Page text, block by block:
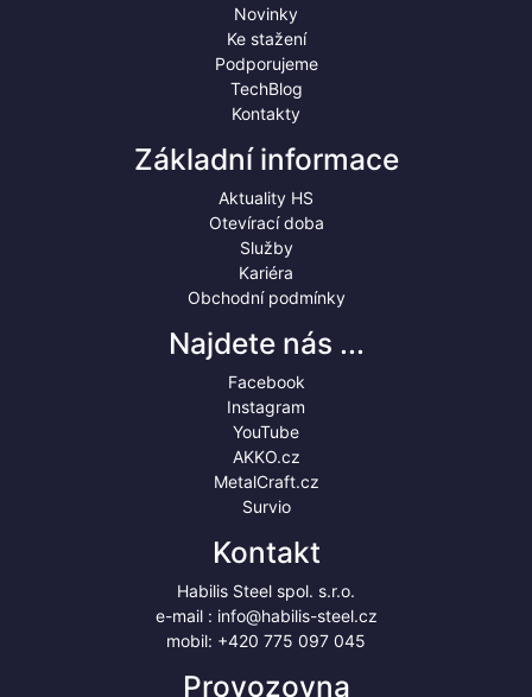
Novinky
Ke stažení
Podporujeme
TechBlog
Kontakty
Základní informace
Aktuality HS
Otevírací doba
Služby
Kariéra
Obchodní podmínky
Najdete nás ...
Facebook
Instagram
YouTube
AKKO.cz
MetalCraft.cz
Survio
Kontakt
Habilis Steel spol. s.r.o.
e-mail : info@habilis-steel.cz
mobil: +420 775 097 045
Provozovna